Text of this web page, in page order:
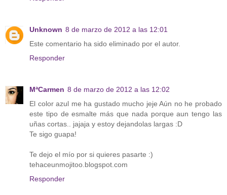
Unknown 8 de marzo de 2012 a las 12:01
Este comentario ha sido eliminado por el autor.
Responder
MªCarmen 8 de marzo de 2012 a las 12:02
El color azul me ha gustado mucho jeje Aún no he probado
este tipo de esmalte más que nada porque aun tengo las
uñas cortas.. jajaja y estoy dejandolas largas :D
Te sigo guapa!
Te dejo el mío por si quieres pasarte :)
tehaceunmojitoo.blogspot.com
Responder